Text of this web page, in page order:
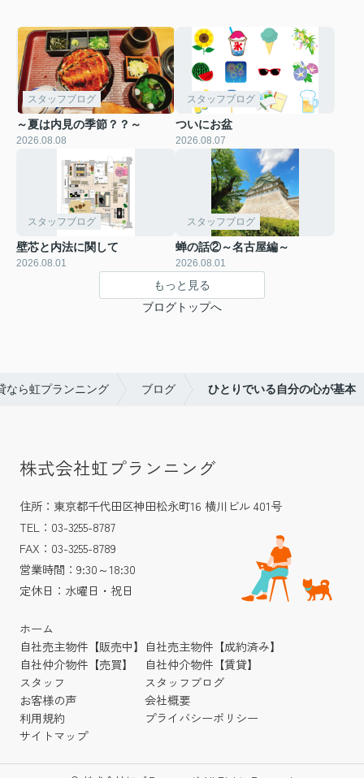
スタッフブログ
～夏は内見の季節？？～
2026.08.08
スタッフブログ
ついにお盆
2026.08.07
スタッフブログ
壁芯と内法に関して
2026.08.01
スタッフブログ
蝉の話②～名古屋編～
2026.08.01
もっと見る
ブログトップへ
なら虹プランニング ブログ ひとりでいる自分の心が基本
株式会社虹プランニング
住所：東京都千代田区神田松永町16 横川ビル 401号
TEL：03-3255-8787
FAX：03-3255-8789
営業時間：9:30～18:30
定休日：水曜日・祝日
ホーム
自社売主物件【販売中】
自社仲介物件【売買】
スタッフ
お客様の声
利用規約
サイトマップ
自社売主物件【成約済み】
自社仲介物件【賃貸】
スタッフブログ
会社概要
プライバシーポリシー